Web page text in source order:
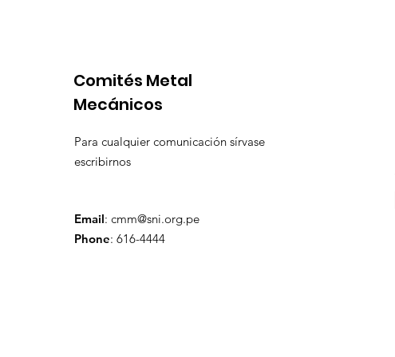
Comités Metal
Mecánicos
Para cualquier comunicación sírvase
escribirnos
Email: cmm@sni.org.pe
Phone: 616-4444